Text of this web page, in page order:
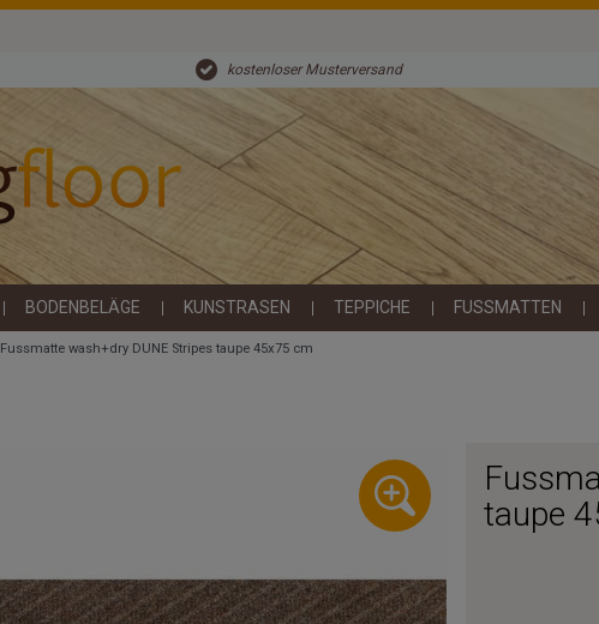
kostenloser Musterversand
BODENBELÄGE KUNSTRASEN TEPPICHE FUSSMATTEN
Fussmatte wash+dry DUNE Stripes taupe 45x75 cm
taupe